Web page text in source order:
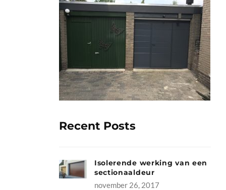
Recent Posts
Isolerende werking van een
sectionaaldeur
november 26, 2017